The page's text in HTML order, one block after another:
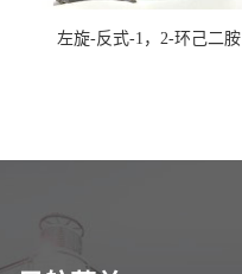
左旋-反式-1，2-环己二胺